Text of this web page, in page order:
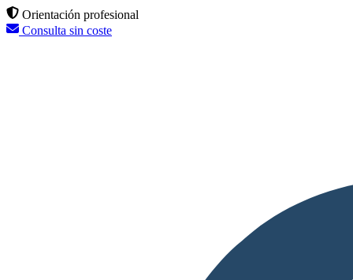
Orientación profesional
Consulta sin coste